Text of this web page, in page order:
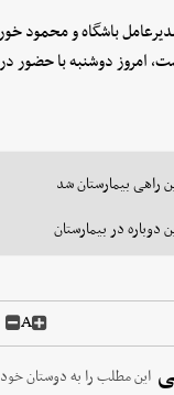
باشگاه و محمود
امروز دوشنبه با حضور
راهی بیمارستان شد
دوباره در بیمارستان
A
این مطلب را به دوستان خود